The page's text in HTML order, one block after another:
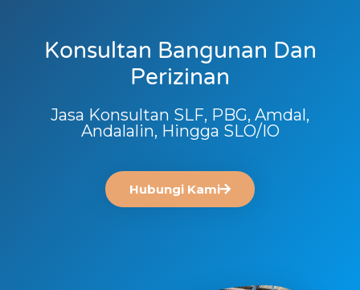
Konsultan Bangunan Dan
Perizinan
Jasa Konsultan SLF, PBG, Amdal,
Andalalin, Hingga SLO/IO
Hubungi Kami